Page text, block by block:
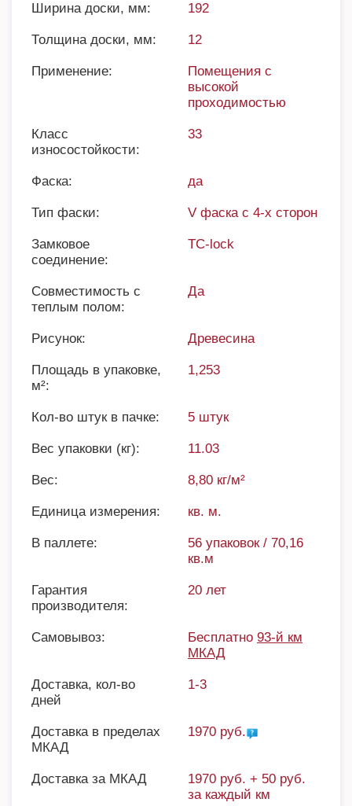
Ширина доски, мм: 192
Толщина доски, мм: 12
Применение:
Помещения с
высокой
проходимостью
Класс
износостойкости:
33
Фаска: да
Тип фаски: V фаска с 4-х сторон
Замковое
соединение:
TC-lock
Совместимость с
теплым полом:
Да
Рисунок: Древесина
Площадь в упаковке,
м²:
1,253
Кол-во штук в пачке: 5 штук
Вес упаковки (кг): 11.03
Вес: 8,80 кг/м²
Единица измерения: кв. м.
В паллете:
56 упаковок / 70,16
кв.м
Гарантия
производителя:
20 лет
Самовывоз: Бесплатно 93-й км
МКАД
Доставка, кол-во
дней
1-3
Доставка в пределах
МКАД
1970 руб.
Доставка за МКАД
1970 руб. + 50 руб.
за каждый км